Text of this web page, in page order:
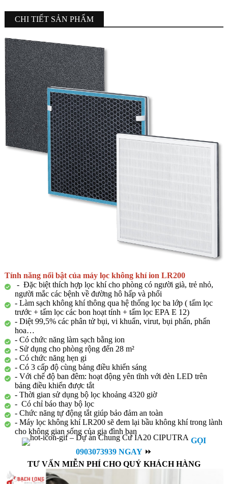
CHI TIẾT SẢN PHẨM
Tính năng nổi bật của máy lọc không khí ion LR200
- Đặc biệt thích hợp lọc khí cho phòng có người già, trẻ nhỏ,
người mắc các bệnh về đường hô hấp và phổi
- Làm sạch không khí thông qua hệ thống lọc ba lớp ( tấm lọc
trước + tấm lọc các bon hoạt tính + tấm lọc EPA E 12)
- Diệt 99,5% các phân tử bụi, vi khuẩn, virut, bụi phấn, phấn
hoa…
- Có chức năng làm sạch bằng ion
- Sử dụng cho phòng rộng đến 28 m²
- Có chức năng hẹn gi
- Có 3 cấp độ cùng bảng điều khiển sáng
- Với chế độ ban đêm: hoạt động yên tĩnh với đèn LED trên
bảng điều khiển được tắt
- Thời gian sử dụng bộ lọc khoảng 4320 giờ
- Có chỉ báo thay bộ lọc
- Chức năng tự động tắt giúp bảo đảm an toàn
- Máy lọc không khí LR200 sẽ đem lại bầu không khí trong lành
cho không gian sống của gia đình bạn
GỌI
0903073939 NGAY⏩
TƯ VẤN MIỄN PHÍ CHO QUÝ KHÁCH HÀNG